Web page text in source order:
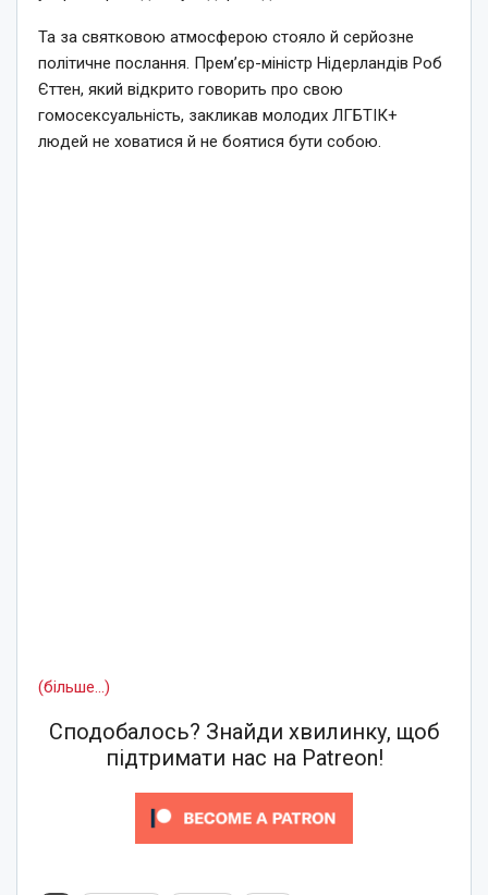
Та за святковою атмосферою стояло й серйозне
політичне послання. Прем’єр-міністр Нідерландів Роб
Єттен, який відкрито говорить про свою
гомосексуальність, закликав молодих ЛГБТІК+
людей не ховатися й не боятися бути собою.
(більше…)
Сподобалось? Знайди хвилинку, щоб
підтримати нас на Patreon!